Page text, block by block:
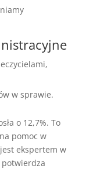
w sprawie.
o 12,7%. To
pomoc w
ekspertem w